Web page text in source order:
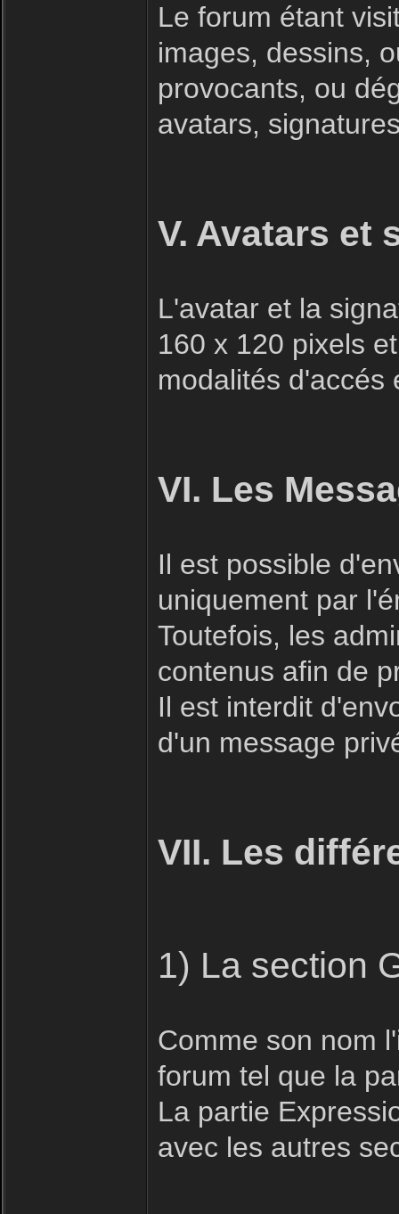
Le forum étant
images, dessins,
provocants, ou
avatars,
V. Avatars et
L'avatar et la
160 x 120 pixels
modalités d'accés
VI. Les
Il est possible
uniquement par
Toutefois, les
contenus afin de
Il est interdit
d'un message
VII. Les
1) La section
Comme son nom
forum tel que la
La partie
avec les autres